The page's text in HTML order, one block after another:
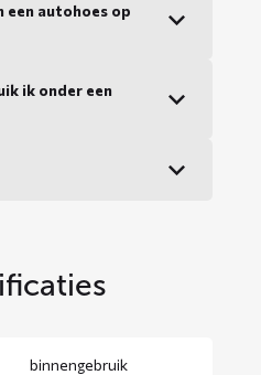
een autohoes op
ik onder een
binnengebruik